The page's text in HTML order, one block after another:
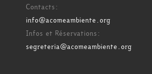
Contacts:
info@acomeambiente.org
Infos et Réservations:
segreteria@acomeambiente.org